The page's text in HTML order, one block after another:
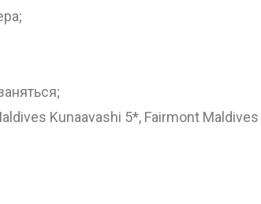
Kunaavashi 5*, Fairmont